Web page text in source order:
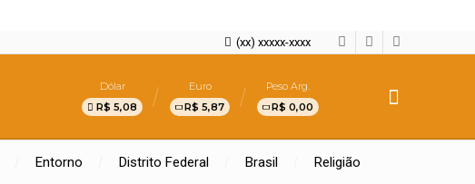
(xx) xxxxx-xxxx
Dólar
R$ 5,08
Euro
R$ 5,87
Peso Arg.
R$ 0,00
Entorno Distrito Federal Brasil Religião